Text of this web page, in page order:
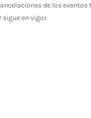
de los eventos
sigue en vigor.